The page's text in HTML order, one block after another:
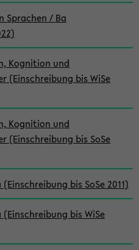
Sprachen / Ba
Kognition und
(Einschreibung bis WiSe
Kognition und
(Einschreibung bis SoSe
bis SoSe 2011)
bis WiSe